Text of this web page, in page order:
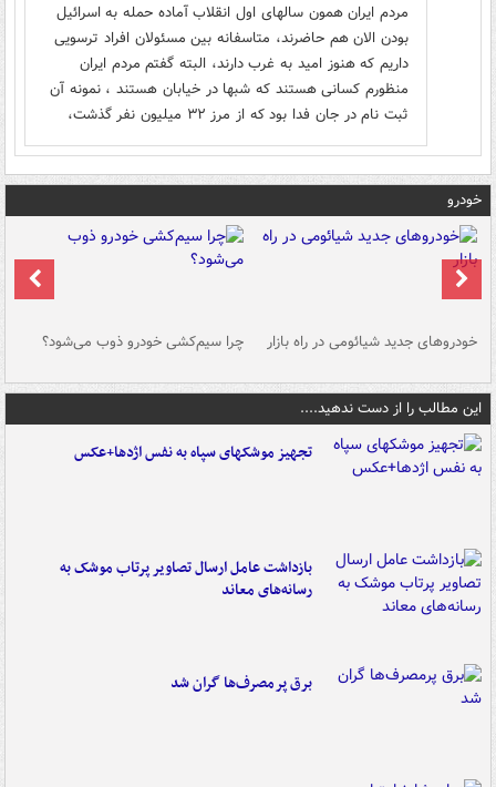
مردم ایران همون سالهای اول انقلاب آماده حمله به اسرائیل
بودن الان هم حاضرند، متاسفانه بین مسئولان افراد ترسویی
داریم که هنوز امید به غرب دارند، البته گفتم مردم ایران
منظورم کسانی هستند که شبها در خیابان هستند ، نمونه آن
ثبت نام در جان فدا بود که از مرز ۳۲ میلیون نفر گذشت،
خودرو
خودروهای جدید شیائومی در راه بازار چرا سیم‌کشی خودرو ذوب می‌شود؟
این مطالب را از دست ندهید....
تجهیز موشکهای سپاه به نفس اژدها+عکس
بازداشت عامل ارسال تصاویر پرتاب موشک به
رسانه‌های معاند
برق پرمصرف‌ها گران شد